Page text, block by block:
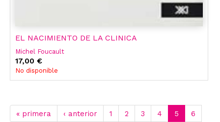
EL NACIMIENTO DE LA CLINICA
Michel Foucault
17,00 €
No disponible
« primera ‹ anterior 1 2 3 4 5
6